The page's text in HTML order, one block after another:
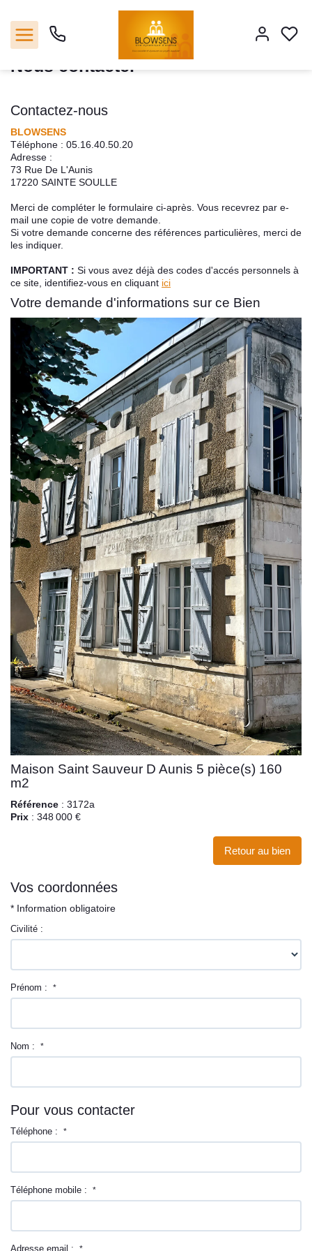
Accueil
Ventes
Notre agence
Outils
Estimation
Nos services
Contact
Nous contacter
Contactez-nous
BLOWSENS
Téléphone : 05.16.40.50.20
Adresse :
73 Rue De L'Aunis
17220 SAINTE SOULLE
Merci de compléter le formulaire ci-après. Vous recevrez par e-
mail une copie de votre demande.
Si votre demande concerne des références particulières, merci de
les indiquer.
IMPORTANT : Si vous avez déjà des codes d'accés personnels à
ce site, identifiez-vous en cliquant ici
Votre demande d'informations sur ce Bien
Maison Saint Sauveur D Aunis 5 pièce(s) 160
m2
Référence : 3172a
Prix : 348 000 €
Retour au bien
Vos coordonnées
* Information obligatoire
Civilité :
Prénom : *
Nom : *
Pour vous contacter
Téléphone : *
Téléphone mobile : *
Adresse email : *